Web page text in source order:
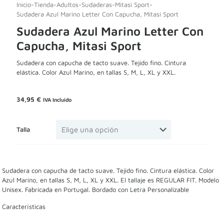
Inicio-Tienda-Adultos-Sudaderas-Mitasi Sport-
Sudadera Azul Marino Letter Con Capucha, Mitasi Sport
Sudadera Azul Marino Letter Con
Capucha, Mitasi Sport
Sudadera con capucha de tacto suave. Tejido fino. Cintura
elástica. Color Azul Marino, en tallas S, M, L, XL y XXL.
34,95 € IVA Incluido
Talla
Sudadera con capucha de tacto suave. Tejido fino. Cintura elástica. Color
Azul Marino, en tallas S, M, L, XL y XXL. El tallaje es REGULAR FIT. Modelo
Unisex. Fabricada en Portugal. Bordado con Letra Personalizable
Características